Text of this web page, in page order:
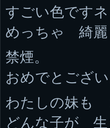
すごい色です
めっちゃ 綺麗
禁煙。
おめでとござ
わたしの妹も
どんな子が 生